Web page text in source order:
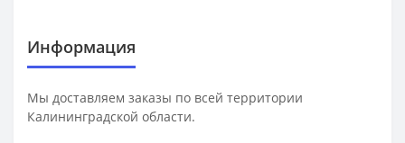
Информация
Мы доставляем заказы по всей территории
Калининградской области.